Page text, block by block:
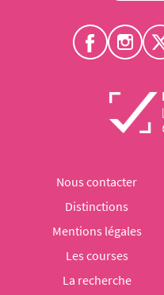
Nous contacter
Distinctions
Mentions légales
Les courses
La recherche